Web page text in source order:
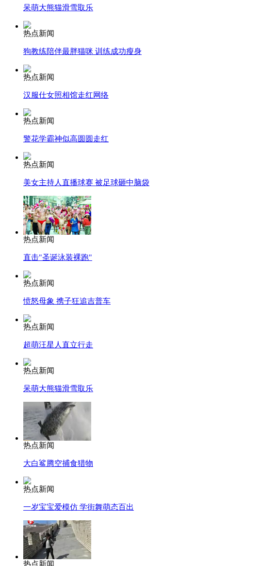
消防员救轻生者 花炮节热闹非凡
司机酒驾遇交警 急速倒车逃窜
呆萌大熊猫滑雪取乐
热点新闻
狗教练陪伴最胖猫咪 训练成功瘦身
热点新闻
汉服仕女照相馆走红网络
热点新闻
警花学霸神似高圆圆走红
热点新闻
美女主持人直播球赛 被足球砸中脑袋
热点新闻
直击"圣诞泳装裸跑"
热点新闻
愤怒母象 携子狂追吉普车
热点新闻
超萌汪星人直立行走
热点新闻
呆萌大熊猫滑雪取乐
热点新闻
大白鲨腾空捕食猎物
热点新闻
一岁宝宝爱模仿 学街舞萌态百出
热点新闻